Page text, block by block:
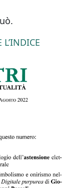
L’INDICE